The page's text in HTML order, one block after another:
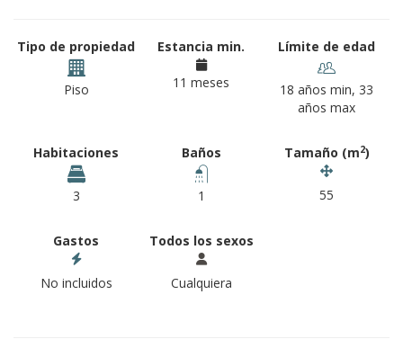
Tipo de propiedad
Piso
Estancia min.
11 meses
Límite de edad
18 años min, 33
años max
Habitaciones
3
Baños
1
Tamaño (m2)
55
Gastos
No incluidos
Todos los sexos
Cualquiera